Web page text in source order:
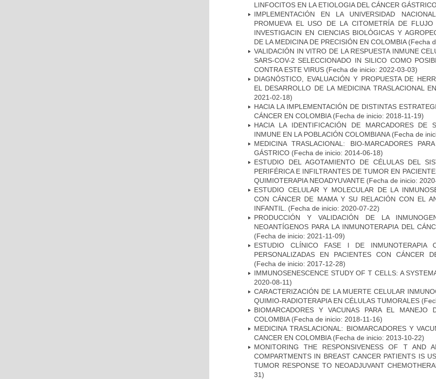
LINFOCITOS EN LA ETIOLOGIA DEL CÁNCER
IMPLEMENTACIÓN EN LA UNIVERSIDAD
PROMUEVA EL USO DE LA CITOMETRÍA DE FLUJO
INVESTIGACIN EN CIENCIAS BIOLÓGICAS Y
DE LA MEDICINA DE PRECISIÓN EN COLOMBIA(Fecha
VALIDACIÓN IN VITRO DE LA RESPUESTA INMUNE
SARS-COV-2 SELECCIONADO IN SILICO COMO
CONTRA ESTE VIRUS (Fecha de inicio: 2022-03-03)
DIAGNÓSTICO, EVALUACIÓN Y PROPUESTA DE
EL DESARROLLO DE LA MEDICINA TRASLACIONAL
2021-02-18)
HACIA LA IMPLEMENTACIÓN DE DISTINTAS
CÁNCER EN COLOMBIA(Fecha de inicio: 2018-11-19)
HACIA LA IDENTIFICACIÓN DE MARCADORES DE
INMUNE EN LA POBLACIÓN COLOMBIANA(Fecha de
MEDICINA TRASLACIONAL: BIO-MARCADORES
GÁSTRICO (Fecha de inicio: 2014-06-18)
ESTUDIO DEL AGOTAMIENTO DE CÉLULAS DEL
PERIFÉRICA E INFILTRANTES DE TUMOR EN
QUIMIOTERAPIA NEOADYUVANTE (Fecha de inicio:
ESTUDIO CELULAR Y MOLECULAR DE LA
CON CÁNCER DE MAMA Y SU RELACIÓN CON EL
INFANTIL.
(Fecha de inicio: 2020-07-22)
PRODUCCIÓN Y VALIDACIÓN DE LA
NEOANTÍGENOS PARA LA INMUNOTERAPIA DEL
(Fecha de inicio: 2021-11-09)
ESTUDIO CLÍNICO FASE I DE INMUNOTERAPIA
PERSONALIZADAS EN PACIENTES CON CÁNCER
(Fecha de inicio: 2017-12-28)
IMMUNOSENESCENCE STUDY OF T CELLS: A
2020-08-11)
CARACTERIZACIÓN DE LA MUERTE CELULAR
QUIMIO-RADIOTERAPIA EN CÉLULAS TUMORALES
BIOMARCADORES Y VACUNAS PARA EL MANEJO
COLOMBIA(Fecha de inicio: 2018-11-16)
MEDICINA TRASLACIONAL: BIOMARCADORES Y
CANCER EN COLOMBIA(Fecha de inicio: 2013-10-22)
MONITORING THE RESPONSIVENESS OF T AND
COMPARTMENTS IN BREAST CANCER PATIENTS IS
TUMOR RESPONSE TO NEOADJUVANT
31)